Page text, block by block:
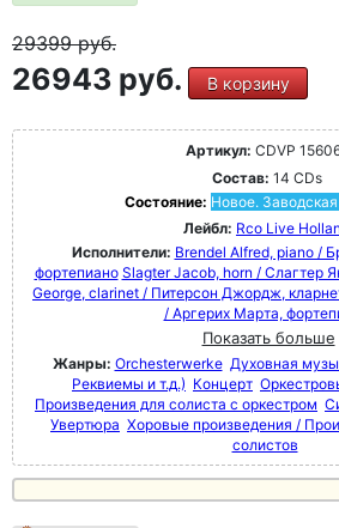
29399руб.
26943 руб. В корзину
Артикул: CDVP
Состав: 14 CDs
Состояние: Новое.
Лейбл: Rco Live
Исполнители: Brendel Alfred, piano /
фортепиано Slagter Jacob, horn / Слагтер
George, clarinet / Питерсон Джордж,
/ Аргерих Марта,
Показать больше
Жанры: Orchesterwerke Духовная
Реквиемы и т.д.) Концерт
Произведения для солиста с оркестром
Увертюра Хоровые произведения /
солистов